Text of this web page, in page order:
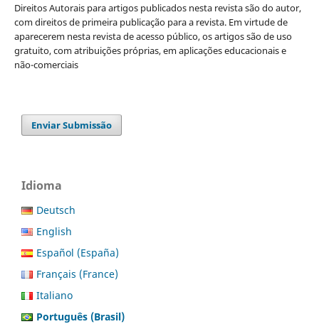
Direitos Autorais para artigos publicados nesta revista são do autor,
com direitos de primeira publicação para a revista. Em virtude de
aparecerem nesta revista de acesso público, os artigos são de uso
gratuito, com atribuições próprias, em aplicações educacionais e
não-comerciais
Enviar Submissão
Idioma
Deutsch
English
Español (España)
Français (France)
Italiano
Português (Brasil)